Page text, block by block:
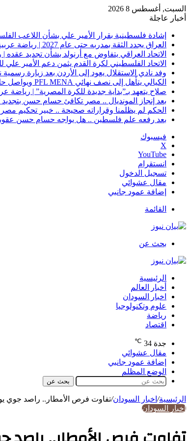
السبت, أغسطس 8 2026
أخبار عاجلة
إشادة فلسطينية بقرار الأمير علي بشأن اللاعب
العراق يجدد الثقة بمدربه حتى عام 2027 | رياضة عربية
الاتحاد العراقي يتفاوض مع أرنولد بشأن تجديد عقده
الاتحاد الفلسطيني لكرة القدم يثمن دعم الأمير علي
وفد نادي الاستقلال يعود إلى الأردن بعد زيارة
الكيالي يتأهل إلى نصف نهائي PFL MENA ويواصل حلمه في الرياض | رياضة عربية
صلاح يتعهد بـ”بداية جديدة للكرة المصرية” | رياضة
بعد إنجاز المونديال .. مصر تكافئ حسام حسن
الحكم لم يظلمنا وقراراته صحيحة .. خبير تحكيم
بعد رفعه علم فلسطين .. هل يواجه حسام حسن
فيسبوك
‫X
‫YouTube
انستقرام
تسجيل الدخول
مقال عشوائي
إضافة عمود جانبي
القائمة
بحث عن
الرئيسية
أخبار العالم
اخبار السودان
علوم وتكنولوجيا
رياضة
اقتصاد
جدة 34
℃
مقال عشوائي
إضافة عمود جانبي
الوضع المظلم
بحث عن
الرئيسية/ اخبار السودان/تفاوت فرص الأمطار.. راصد جوي
اخبار السودان